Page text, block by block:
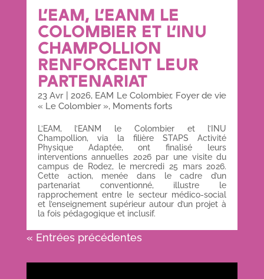
L’EAM, L’EANM LE
COLOMBIER ET L’INU
CHAMPOLLION
RENFORCENT LEUR
PARTENARIAT
23 Avr| 2026, EAM Le Colombier, Foyer de vie
« Le Colombier », Moments forts
L’EAM, l’EANM le Colombier et l’INU
Champollion, via la filière STAPS Activité
Physique Adaptée, ont finalisé leurs
interventions annuelles 2026 par une visite du
campus de Rodez, le mercredi 25 mars 2026.
Cette action, menée dans le cadre d’un
partenariat conventionné, illustre le
rapprochement entre le secteur médico-social
et l’enseignement supérieur autour d’un projet à
la fois pédagogique et inclusif.
« Entrées précédentes